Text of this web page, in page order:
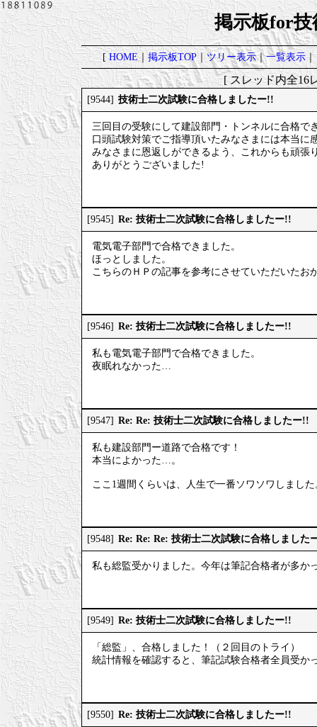
掲示板for技
[HOME｜掲示板TOP｜ツリー表示｜一覧表示｜
[ スレッド内全
[9544] 技術士二次試験に合格しましたー!!
三回目の受験にして建設部門・トンネルに合格で
口頭試験対策でご指導頂いたみなさまには本当に
みなさまに恩返しができるよう、これからも頑張
ありがとうございました!
[9545] Re: 技術士二次試験に合格しましたー!!
電気電子部門で合格できました。
ほっとしました。
こちらのＨＰの記事を参考にさせていただいた
[9546] Re: 技術士二次試験に合格しましたー!!
私も電気電子部門で合格できました。
夜眠れなかった…
[9547] Re: Re: 技術士二次試験に合格しましたー!!
私も建設部門ー道路で合格です！
本当によかった…。
ここ1週間くらいは、人生で一番ソワソワしました
[9548] Re: Re: Re: 技術士二次試験に合格しました
私も総監受かりました。今年は筆記合格者が多か
[9549] Re: 技術士二次試験に合格しましたー!!
「総監」、合格しました！（２回目のトライ）
統計情報を確認すると、筆記試験合格者全員受か
[9550] Re: 技術士二次試験に合格しましたー!!